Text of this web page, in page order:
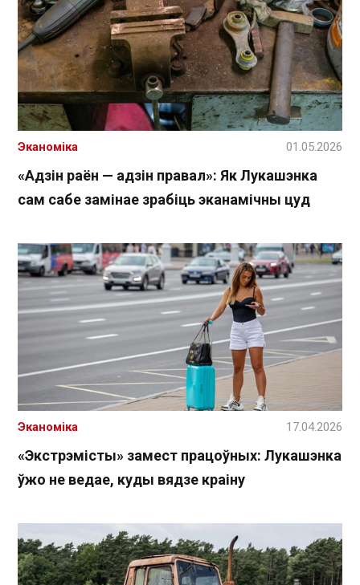
«Адзін раён — адзін правал»: Як Лукашэнка
сам сабе замінае зрабіць эканамічны цуд
Эканоміка 01.05.2026
«Экстрэмісты» замест працоўных: Лукашэнка
ўжо не ведае, куды вядзе краіну
Эканоміка 17.04.2026